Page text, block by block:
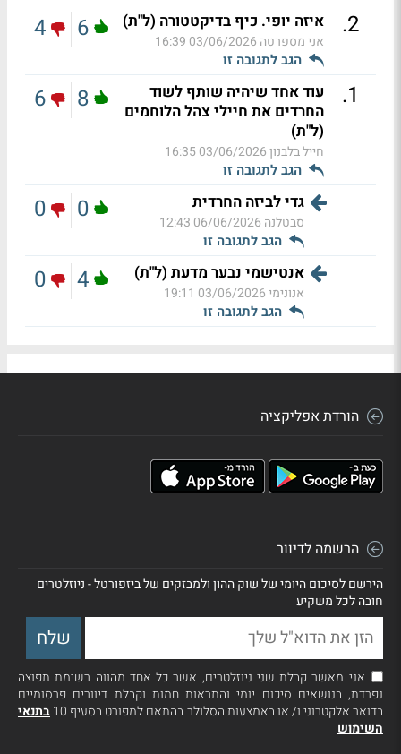
2
. איזה יופי. כיף בדיקטטורה (ל"ת)
אני מספרטה 03/06/2026 16:39
הגב לתגובה זו
6
4
1
.
עוד אחד שיהיה שותף לשוד
החרדים את חיילי צהל הלוחמים
(ל"ת)
חייל בלבנון03/06/2026 16:35
הגב לתגובה זו
8
6
גדי לביזה החרדית
סבטלנה 06/06/2026 12:43
הגב לתגובה זו
0
0
אנטישמי נבער מדעת (ל"ת)
אנונימי03/06/2026 19:11
הגב לתגובה זו
4
0
הורדת אפליקציה
הרשמה לדיוור
הירשם לסיכום היומי של שוק ההון ולמבזקים של ביזפורטל - ניוזלטרים
חובה לכל משקיע
אני מאשר קבלת שני ניוזלטרים, אשר כל אחד מהווה רשימת תפוצה
נפרדת, בנושאים סיכום יומי והתראות חמות וקבלת דיוורים פרסומיים
בדואר אלקטרוני ו/ או באמצעות הסלולר בהתאם למפורט בסעיף 10
בתנאי
השימוש